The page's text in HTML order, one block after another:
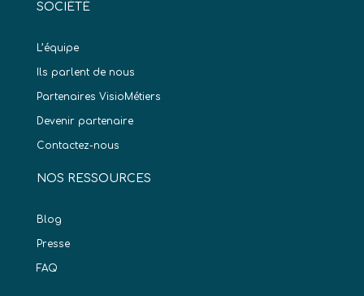
SOCIÉTÉ
L’équipe
Ils parlent de nous
Partenaires VisioMétiers
Devenir partenaire
Contactez-nous
NOS RESSOURCES
Blog
Presse
FAQ